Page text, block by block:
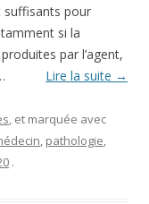
suffisants pour
si la
par l’agent,
Lire la suite →
, et marquée avec
, pathologie,
.